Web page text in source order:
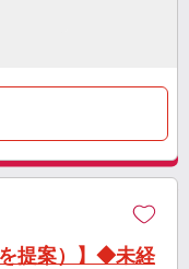
を提案）】◆未経